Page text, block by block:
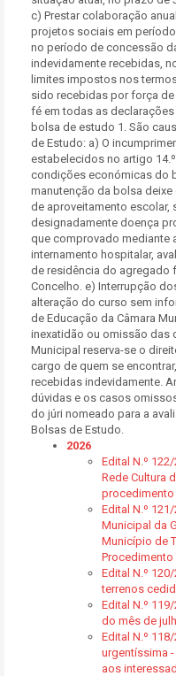
2026
Edital N.º
Rede Cultura
procedimento
Edital N.º
Municipal da
Município de
Procedimento
Edital N.º
terrenos
Edital N.º
do mês de
Edital N.º
urgentíssima
aos